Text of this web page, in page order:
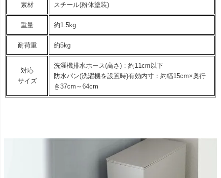
素材 スチール(粉体塗装)
重量 約1.5kg
耐荷重 約5kg
対応
サイズ
洗濯機排水ホース(高さ)：約11cm以下
防水パン(洗濯機を設置時)有効内寸：約幅15cm×奥行
き37cm～64cm